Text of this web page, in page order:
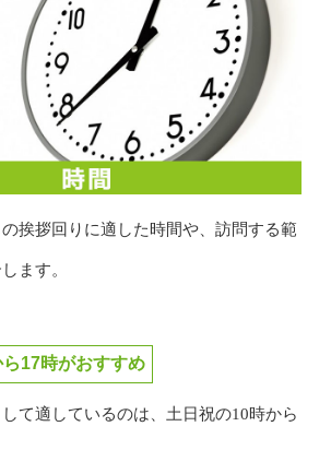
挨拶回りに適した時間や、訪問する範
ます。
17時がおすすめ
て適しているのは、土日祝の10時から